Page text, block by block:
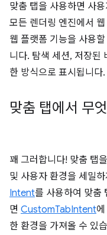
맞춤 탭을 사용하면 사
모든 렌더링 엔진에서
웹 플랫폼 기능을 사용
니다. 탐색 세션, 저장된
한 방식으로 표시됩니다.
맞춤 탭에서 무
꽤 그러합니다! 맞춤 탭
및 사용자 환경을 세밀
Intent를 사용하여 맞춤
면 CustomTabIntent
한 환경을 가져올 수 있